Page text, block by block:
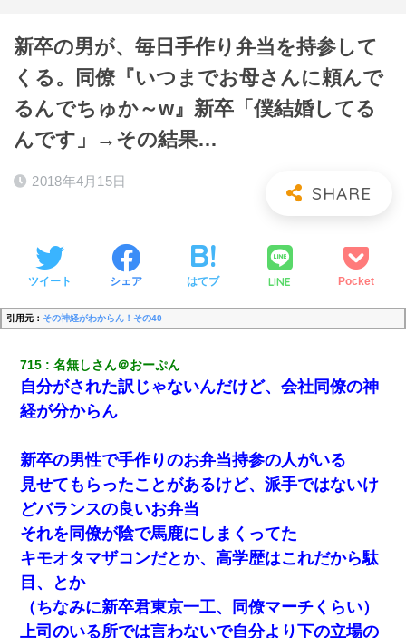
新卒の男が、毎日手作り弁当を持参して
くる。同僚『いつまでお母さんに頼んで
るんでちゅか～w』新卒「僕結婚してる
んです」→その結果…
2018年4月15日
ツイート シェア はてブ LINE Pocket
引用元： その神経がわからん！その40
715 名無しさん＠おーぷん
自分がされた訳じゃないんだけど、会社同僚の神
経が分からん
新卒の男性で手作りのお弁当持参の人がいる
見せてもらったことがあるけど、派手ではないけ
どバランスの良いお弁当
それを同僚が陰で馬鹿にしまくってた
キモオタマザコンだとか、高学歴はこれだから駄
目、とか
（ちなみに新卒君東京一工、同僚マーチくらい）
上司のいる所では言わないで自分より下の立場の